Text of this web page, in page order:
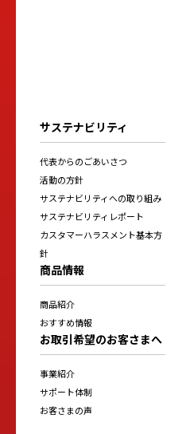
サステナビリティ
代表からのごあいさつ
活動の方針
サステナビリティへの取り組み
サステナビリティレポート
カスタマーハラスメント基本方
針
商品情報
商品紹介
おすすめ情報
お取引希望のお客さまへ
事業紹介
サポート体制
お客さまの声